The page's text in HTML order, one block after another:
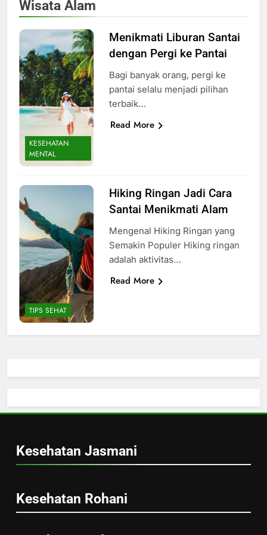
Wisata Alam
KESEHATAN
MENTAL
Menikmati Liburan Santai
dengan Pergi ke Pantai
Bagi banyak orang, pergi ke
pantai selalu menjadi pilihan
terbaik…
Read More
TIPS SEHAT
Hiking Ringan Jadi Cara
Santai Menikmati Alam
Mengenal Hiking Ringan yang
Semakin Populer Hiking ringan
adalah aktivitas…
Read More
Kesehatan Jasmani
Kesehatan Rohani